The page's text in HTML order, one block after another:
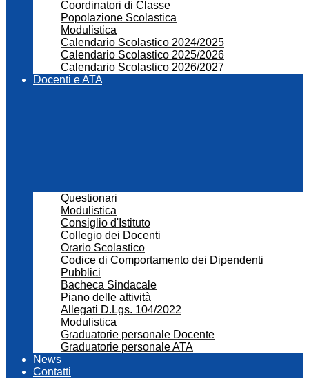
Coordinatori di Classe
Popolazione Scolastica
Modulistica
Calendario Scolastico 2024/2025
Calendario Scolastico 2025/2026
Calendario Scolastico 2026/2027
Docenti e ATA
Questionari
Modulistica
Consiglio d'Istituto
Collegio dei Docenti
Orario Scolastico
Codice di Comportamento dei Dipendenti
Pubblici
Bacheca Sindacale
Piano delle attività
Allegati D.Lgs. 104/2022
Modulistica
Graduatorie personale Docente
Graduatorie personale ATA
News
Contatti